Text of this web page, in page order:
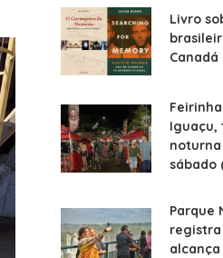
Livro
Canadá
Iguaçu,
sábado
Parque
registra